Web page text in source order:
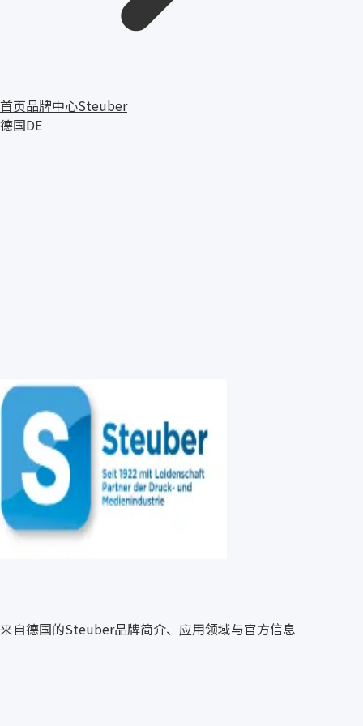
首页品牌中心Steuber
德国DE
来自德国的Steuber品牌简介、应用领域与官方信息